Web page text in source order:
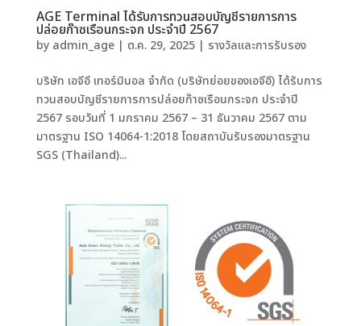
AGE Terminal ได้รับการทวนสอบบัญชีรายการการ
ปล่อยก๊าซเรือนกระจก ประจำปี 2567
by admin_age| ต.ค. 29, 2025| รางวัลและการรับรอง
บริษัท เอจีอี เทอร์มินอล จำกัด (บริษัทย่อยของเอจีอี) ได้รับการ
ทวนสอบบัญชีรายการการปล่อยก๊าซเรือนกระจก ประจำปี
2567 รอบวันที่ 1 มกราคม 2567 – 31 ธันวาคม 2567 ตาม
มาตรฐาน ISO 14064-1:2018 โดยสถาบันรับรองมาตรฐาน
SGS (Thailand)...